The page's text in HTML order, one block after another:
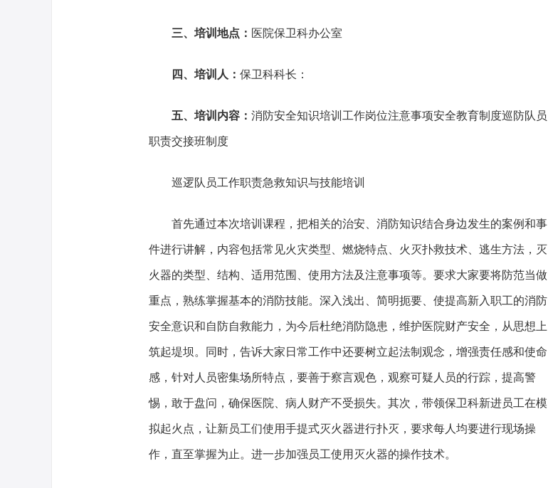
三、培训地点： 医院保卫科办公室
四、培训人： 保卫科科长：
五、培训内容： 消防安全知识培训工作岗位注意事项安全教育制度巡防队员
职责交接班制度
巡逻队员工作职责急救知识与技能培训
首先通过本次培训课程，把相关的治安、消防知识结合身边发生的案例和事
件进行讲解，内容包括常见火灾类型、燃烧特点、火灭扑救技术、逃生方法，灭
火器的类型、结构、适用范围、使用方法及注意事项等。要求大家要将防范当做
重点，熟练掌握基本的消防技能。深入浅出、简明扼要、使提高新入职工的消防
安全意识和自防自救能力，为今后杜绝消防隐患，维护医院财产安全，从思想上
筑起堤坝。同时，告诉大家日常工作中还要树立起法制观念，增强责任感和使命
感，针对人员密集场所特点，要善于察言观色，观察可疑人员的行踪，提高警
惕，敢于盘问，确保医院、病人财产不受损失。其次，带领保卫科新进员工在模
拟起火点，让新员工们使用手提式灭火器进行扑灭，要求每人均要进行现场操
作，直至掌握为止。进一步加强员工使用灭火器的操作技术。